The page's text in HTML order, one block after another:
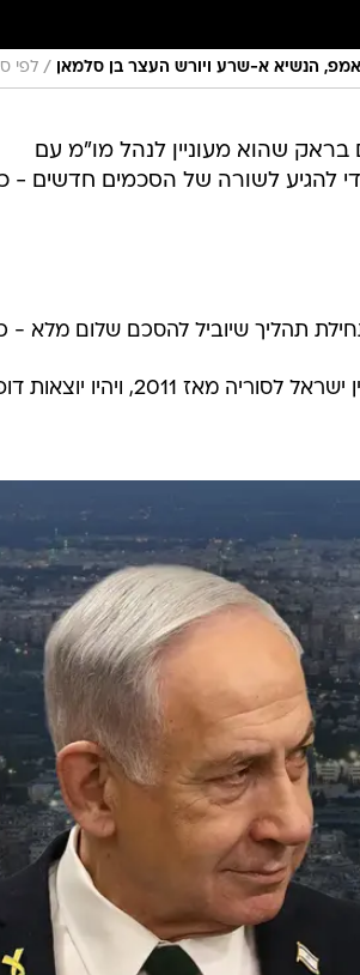
הנשיא א-שרע ויורש העצר בן סלמאן / לפי
שהוא מעוניין לנהל מו"מ עם
להגיע לשורה של הסכמים חדשים -
תהליך שיוביל להסכם שלום מלא -
אם ייפתח מו"מ כזה, אלו יהיו השיחות הראשונות מסוגן בין ישראל לסוריה מאז 2011, ויהיו